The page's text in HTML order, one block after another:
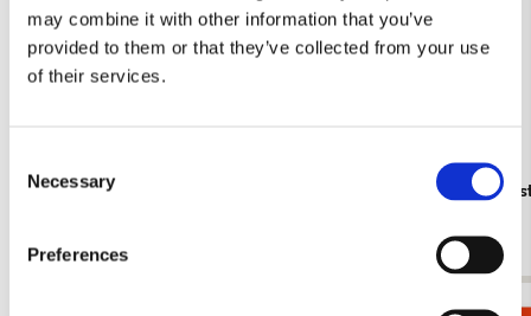
may combine it with other information that you’ve
provided to them or that they’ve collected from your use
of their services.
Selection
Necessary
Preferences
Dichtbundel: Moed! Honderd hedendaagse
€ 11,99
A Short